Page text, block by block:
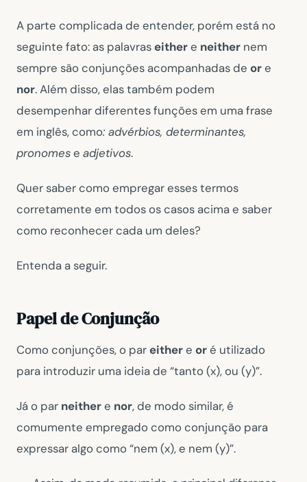
A parte complicada de entender, porém está no
seguinte fato: as palavraseithere neither nem
sempre são conjunções acompanhadas de ore
nor. Além disso, elas também podem
desempenhar diferentes funções em uma frase
em inglês, como: advérbios, determinantes,
pronomese adjetivos.
Quer saber como empregar esses termos
corretamente em todos os casos acima e saber
como reconhecer cada um deles?
Entenda a seguir.
Papel de Conjunção
Como conjunções, o pareithere oré utilizado
para introduzir uma ideia de “tanto (x), ou (y)”.
Já o par neithere nor, de modo similar, é
comumente empregado como conjunção para
expressar algo como “nem (x), e nem (y)”.